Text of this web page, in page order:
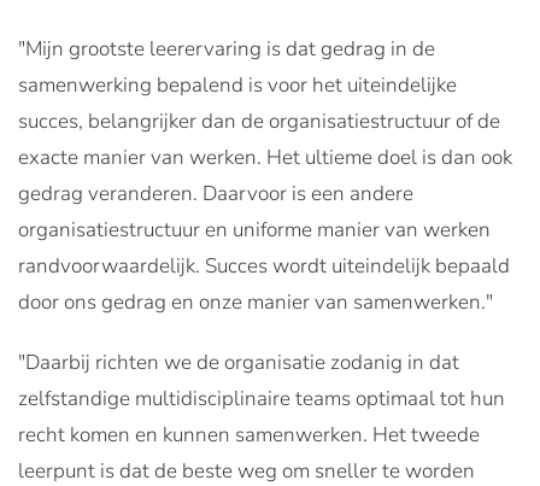
"Mijn grootste leerervaring is dat gedrag in de
samenwerking bepalend is voor het uiteindelijke
succes, belangrijker dan de organisatiestructuur of de
exacte manier van werken. Het ultieme doel is dan ook
gedrag veranderen. Daarvoor is een andere
organisatiestructuur en uniforme manier van werken
randvoorwaardelijk. Succes wordt uiteindelijk bepaald
door ons gedrag en onze manier van samenwerken."
"Daarbij richten we de organisatie zodanig in dat
zelfstandige multidisciplinaire teams optimaal tot hun
recht komen en kunnen samenwerken. Het tweede
leerpunt is dat de beste weg om sneller te worden